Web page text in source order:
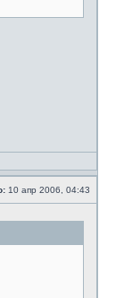
10 апр 2006, 04:43